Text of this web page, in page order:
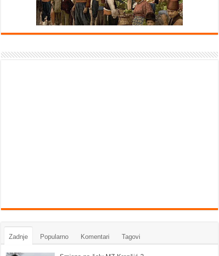
Zadnje Popularno Komentari Tagovi